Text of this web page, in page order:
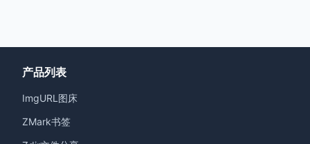
产品列表
ImgURL图床
ZMark书签